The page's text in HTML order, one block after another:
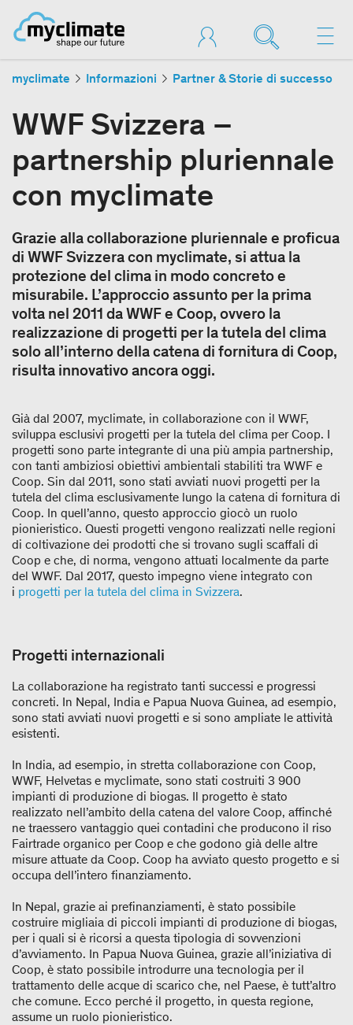
myclimate Informazioni Partner & Storie di successo
WWF Svizzera –
partnership pluriennale
con myclimate
Grazie alla collaborazione pluriennale e proficua
di WWF Svizzera con myclimate, si attua la
protezione del clima in modo concreto e
misurabile. L’approccio assunto per la prima
volta nel 2011 da WWF e Coop, ovvero la
realizzazione di progetti per la tutela del clima
solo all’interno della catena di fornitura di Coop,
risulta innovativo ancora oggi.
Già dal 2007, myclimate, in collaborazione con il WWF,
sviluppa esclusivi progetti per la tutela del clima per Coop. I
progetti sono parte integrante di una più ampia partnership,
con tanti ambiziosi obiettivi ambientali stabiliti tra WWF e
Coop. Sin dal 2011, sono stati avviati nuovi progetti per la
tutela del clima esclusivamente lungo la catena di fornitura di
Coop. In quell’anno, questo approccio giocò un ruolo
pionieristico. Questi progetti vengono realizzati nelle regioni
di coltivazione dei prodotti che si trovano sugli scaffali di
Coop e che, di norma, vengono attuati localmente da parte
del WWF. Dal 2017, questo impegno viene integrato con
i progetti per la tutela del clima in Svizzera.
Progetti internazionali
La collaborazione ha registrato tanti successi e progressi
concreti. In Nepal, India e Papua Nuova Guinea, ad esempio,
sono stati avviati nuovi progetti e si sono ampliate le attività
esistenti.
In India, ad esempio, in stretta collaborazione con Coop,
WWF, Helvetas e myclimate, sono stati costruiti 3 900
impianti di produzione di biogas. Il progetto è stato
realizzato nell’ambito della catena del valore Coop, affinché
ne traessero vantaggio quei contadini che producono il riso
Fairtrade organico per Coop e che godono già delle altre
misure attuate da Coop. Coop ha avviato questo progetto e si
occupa dell’intero finanziamento.
In Nepal, grazie ai prefinanziamenti, è stato possibile
costruire migliaia di piccoli impianti di produzione di biogas,
per i quali si è ricorsi a questa tipologia di sovvenzioni
d’avviamento. In Papua Nuova Guinea, grazie all’iniziativa di
Coop, è stato possibile introdurre una tecnologia per il
trattamento delle acque di scarico che, nel Paese, è tutt’altro
che comune. Ecco perché il progetto, in questa regione,
assume un ruolo pionieristico.